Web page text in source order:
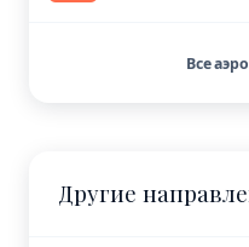
Все
Другие